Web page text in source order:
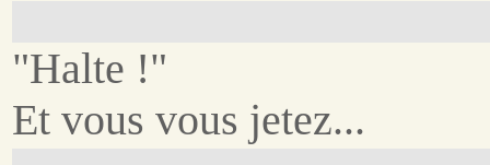
"Halte !"
Et vous vous jetez...